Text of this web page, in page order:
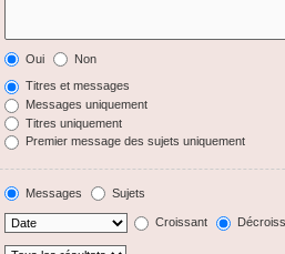
Oui Non
Titres et messages
Messages uniquement
Titres uniquement
Premier message des sujets uniquement
Messages Sujets
Croissant